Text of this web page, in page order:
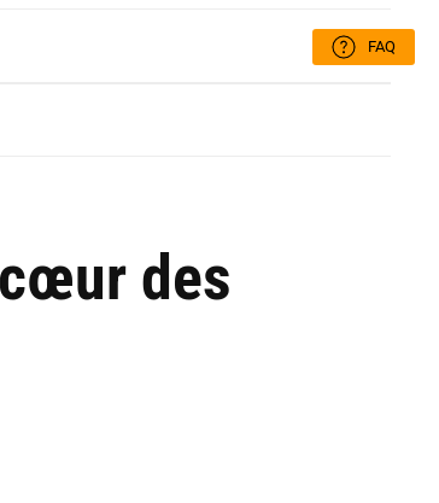
FAQ
des